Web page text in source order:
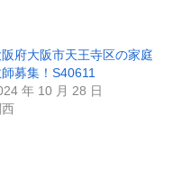
阪府大阪市天王寺区の家庭
募集！S40611
年 10 月 28 日